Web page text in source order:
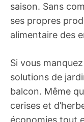
saison. Sans
ses propres
alimentaire des
Si vous
solutions de
balcon. Même
cerises et
économies tout